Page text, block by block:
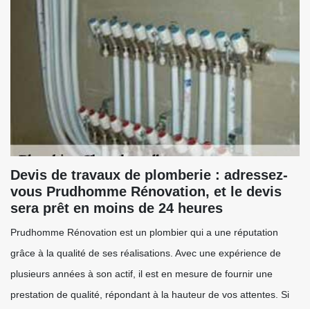
Devis de travaux de plomberie : adressez-
vous Prudhomme Rénovation, et le devis
sera prêt en moins de 24 heures
Prudhomme Rénovation est un plombier qui a une réputation
grâce à la qualité de ses réalisations. Avec une expérience de
plusieurs années à son actif, il est en mesure de fournir une
prestation de qualité, répondant à la hauteur de vos attentes. Si